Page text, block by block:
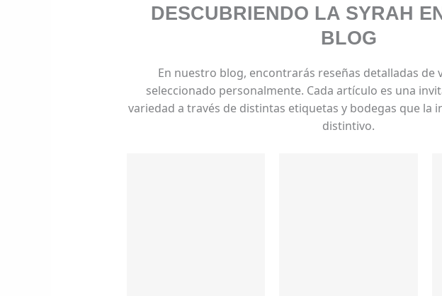
DESCUBRIENDO LA SYRAH
BLOG
En nuestro blog, encontrarás reseñas detalladas de
seleccionado personalmente. Cada artículo es una
variedad a través de distintas etiquetas y bodegas que la
distintivo.